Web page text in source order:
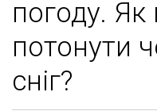
погоду. Як
потонути
сніг?